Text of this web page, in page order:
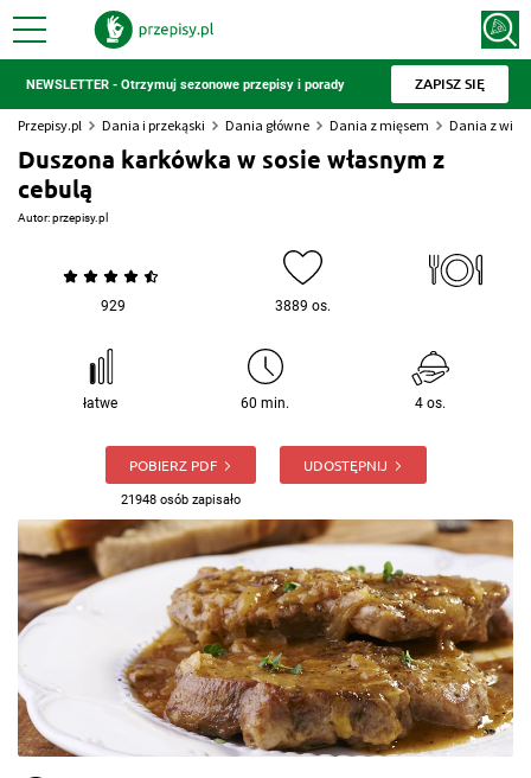
NEWSLETTER - Otrzymuj sezonowe przepisy i porady ZAPISZ SIĘ
Przepisy.pl Dania i przekąski Dania główne Dania z mięsem Dania z
Duszona karkówka w sosie własnym z
cebulą
Autor:przepisy.pl
929 3889 os.
łatwe 60 min. 4 os.
POBIERZ PDF
21948 osób zapisało
UDOSTĘPNIJ